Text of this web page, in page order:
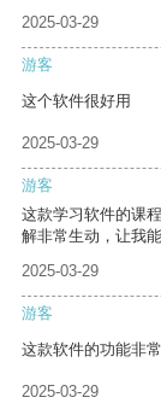
2025-03-29
游客
这个软件很好用
2025-03-29
游客
这款学习软件的课
解非常生动，让我
2025-03-29
游客
这款软件的功能非
2025-03-29